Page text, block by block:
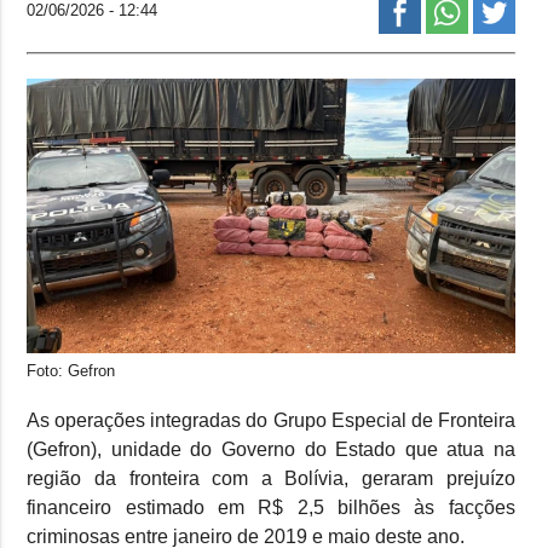
02/06/2026 - 12:44
Foto: Gefron
As operações integradas do Grupo Especial de Fronteira
(Gefron), unidade do Governo do Estado que atua na
região da fronteira com a Bolívia, geraram prejuízo
financeiro estimado em R$ 2,5 bilhões às facções
criminosas entre janeiro de 2019 e maio deste ano.